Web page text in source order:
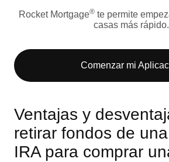
Rocket Mortgage® te permite
casas más rápido.
Comenzar mi
Ventajas y
retirar fondos de
IRA para comprar